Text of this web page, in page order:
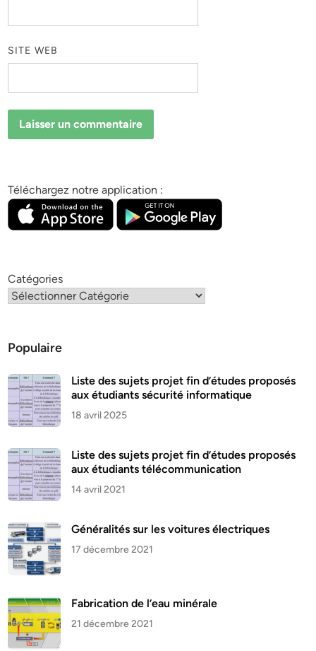
SITE WEB
Téléchargez notre application :
Catégories
Populaire
Liste des sujets projet fin d’études proposés
aux étudiants sécurité informatique
18 avril 2025
Liste des sujets projet fin d’études proposés
aux étudiants télécommunication
14 avril 2021
Généralités sur les voitures électriques
17 décembre 2021
Fabrication de l’eau minérale
21 décembre 2021